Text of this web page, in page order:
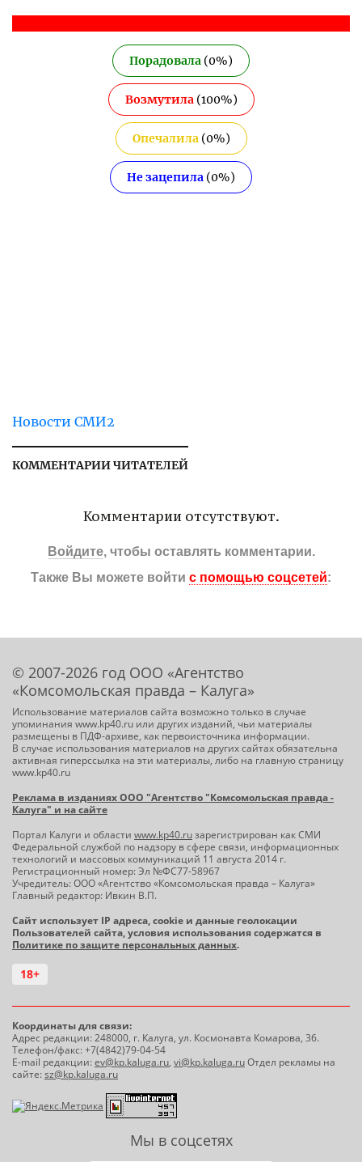
Порадовала (0%)
Возмутила(100%)
Опечалила(0%)
Не зацепила (0%)
Новости СМИ2
КОММЕНТАРИИ ЧИТАТЕЛЕЙ
Комментарии отсутствуют.
Войдите, чтобы оставлять комментарии.
Также Вы можете войти с помощью соцсетей:
© 2007-2026 год ООО «Агентство
«Комсомольская правда – Калуга»
Использование материалов сайта возможно только в случае
упоминания www.kp40.ru или других изданий, чьи материалы
размещены в ПДФ-архиве, как первоисточника информации.
В случае использования материалов на других сайтах обязательна
активная гиперссылка на эти материалы, либо на главную страницу
www.kp40.ru
Реклама в изданиях ООО "Агентство "Комсомольская правда -
Калуга" и на сайте
Портал Калуги и области www.kp40.ruзарегистрирован как СМИ
Федеральной службой по надзору в сфере связи, информационных
технологий и массовых коммуникаций 11 августа 2014 г.
Регистрационный номер: Эл №ФС77-58967
Учредитель: ООО «Агентство «Комсомольская правда – Калуга»
Главный редактор: Ивкин В.П.
Сайт использует IP адреса, cookie и данные геолокации
Пользователей сайта, условия использования содержатся в
Политике по защите персональных данных.
18+
Координаты для связи:
Адрес редакции: 248000, г. Калуга, ул. Космонавта Комарова, 36.
Телефон/факс: +7(4842)79-04-54
E-mail редакции:ev@kp.kaluga.ru, vi@kp.kaluga.ruОтдел рекламы на
сайте:sz@kp.kaluga.ru
Мы в соцсетях